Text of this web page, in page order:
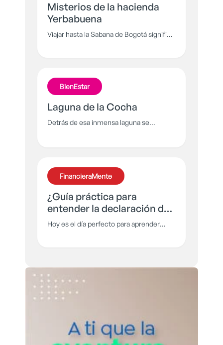
Misterios de la hacienda
Yerbabuena
Viajar hasta la Sabana de Bogotá significa
misterio sigue intacto.
BienEstar
Laguna de la Cocha
Detrás de esa inmensa laguna se
contar al mundo la leyenda detrás de lo
que conocemos como la laguna de la
FinancieraMente
¿Guía práctica para
entender la declaración de
renta?
Hoy es el día perfecto para aprender
empieza a pagarse? Responde todas tus
días aquí